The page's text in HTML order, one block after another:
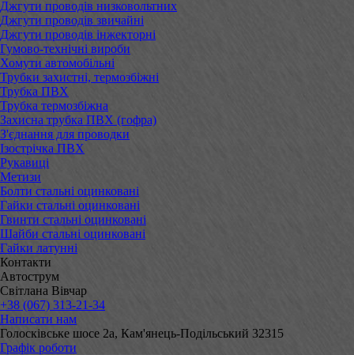
Джгути проводів низковольтних
Джгути проводів звичайні
Джгути проводів інжекторні
Гумово-технічні вироби
Хомути автомобільні
Трубки захистні, термозбіжні
Трубка ПВХ
Трубка термозбіжна
Захисна трубка ПВХ (гофра)
З'єднання для проводки
Ізострічка ПВХ
Рукавиці
Метизи
Болти стальні оцинковані
Гайки стальні оцинковані
Гвинти стальні оцинковані
Шайби стальні оцинковані
Гайки латунні
Контакти
Автострум
Світлана Вівчар
+38 (067) 313-21-34
Написати нам
Голосківське шосе 2а, Кам'янець-Подільський 32315
Графік роботи